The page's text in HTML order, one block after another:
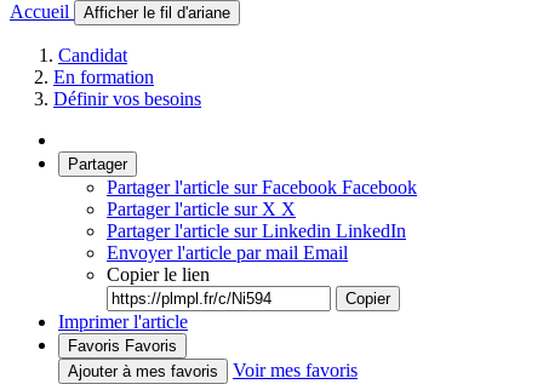
Accueil Afficher le fil d'ariane
Candidat
En formation
Définir vos besoins
Partager
Partager l'article sur Facebook Facebook
Partager l'article sur X X
Partager l'article sur Linkedin LinkedIn
Envoyer l'article par mail Email
Copier le lien
Copier
Imprimer l'article
Favoris Favoris
Ajouter à mes favoris
Voir mes favoris